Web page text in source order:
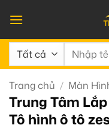
qua
nội
dung
Tìm
Trang chủ / Màn
Trung Tâm
Tô hình ô tô